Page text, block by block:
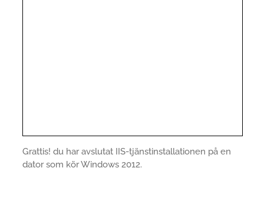
Grattis! du har avslutat IIS-tjänstinstallationen på en
dator som kör Windows 2012.